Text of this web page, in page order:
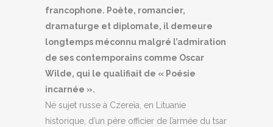
francophone. Poète, romancier,
dramaturge et diplomate, il demeure
longtemps méconnu malgré l’admiration
de ses contemporains comme Oscar
Wilde, qui le qualifiait de « Poésie
incarnée ».
Né sujet russe à Czereïa, en Lituanie
historique, d’un père officier de l’armée du tsar